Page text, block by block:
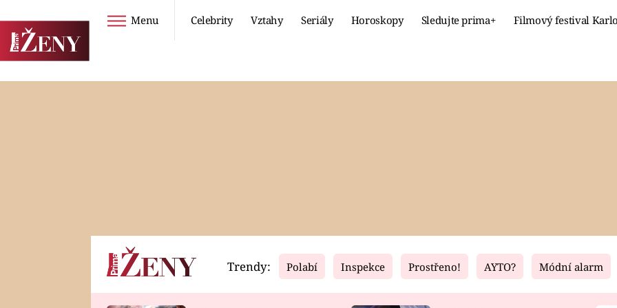
Menu Celebrity Vztahy Seriály Horoskopy Sledujte prima+ Filmový festival
Horoskopy Video Fresh Living
Trendy: Polabí Inspekce Prostřeno! AYTO? Módní alarm